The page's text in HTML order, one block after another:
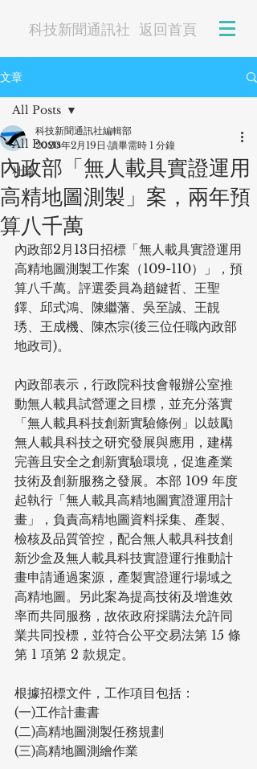
科技新聞通訊社 返回首頁
文章
All Posts
社論
All Posts
內政部「無人載具實證運用
高精地圖測製」案，兩年預
算八千萬
科技新聞通訊社編輯部
2020年2月19日 讀畢需時 1 分鐘
內政部2月13日招標「無人載具實證運用
高精地圖測製工作案（109-110）」，預
算八千萬。評選委員為趙鍵哲、王聖
鐸、邱式鴻、陳繼藩、吳至誠、王靚
琇、王成機、陳杰宗(後三位任職內政部
地政司)。
內政部表示，行政院科技會報辦公室推
動無人載具試營運之目標，並充分落實
「無人載具科技創新實驗條例」以鼓勵
無人載具科技之研究發展與應用，建構
完善且安全之創新實驗環境，促進產業
技術及創新服務之發展。本部 109 年度
起執行「無人載具高精地圖實證運用計
畫」，負責高精地圖資料採集、產製、
檢核及品質管控，配合無人載具科技創
新沙盒及無人載具科技實證運行推動計
畫申請通過案源，產製實證運行場域之
高精地圖。另此案為提高技術及增進效
率而共同服務，故依政府採購法允許同
業共同投標，並符合公平交易法第 15 條
第 1 項第 2 款規定。
根據招標文件，工作項目包括：
(一)工作計畫書
(二)高精地圖測製任務規劃
(三)高精地圖測繪作業